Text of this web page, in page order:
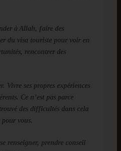
à Allah, faire des
du visa touriste pour voir en
rencontrer des
Vivre ses propres expériences
Ce n’est pas parce
des difficultés dans cela
pour vous.
renseigner, prendre conseil